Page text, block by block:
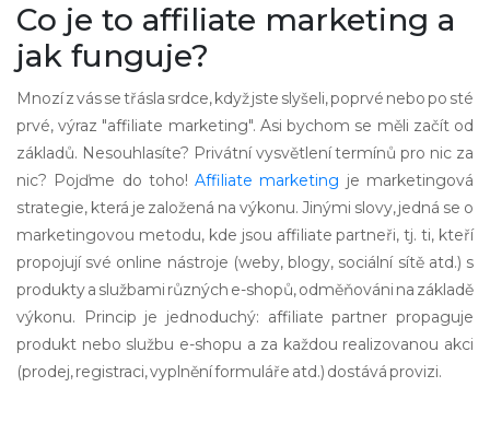
Co je to affiliate marketing a
jak funguje?
Mnozí z vás se třásla srdce, když jste slyšeli, poprvé nebo po sté
prvé, výraz "affiliate marketing". Asi bychom se měli začít od
základů. Nesouhlasíte? Privátní vysvětlení termínů pro nic za
nic? Pojďme do toho!Affiliate marketing je marketingová
strategie, která je založená na výkonu. Jinými slovy, jedná se o
marketingovou metodu, kde jsou affiliate partneři, tj. ti, kteří
propojují své online nástroje (weby, blogy, sociální sítě atd.) s
produkty a službami různých e-shopů, odměňováni na základě
výkonu. Princip je jednoduchý: affiliate partner propaguje
produkt nebo službu e-shopu a za každou realizovanou akci
(prodej, registraci, vyplnění formuláře atd.) dostává provizi.